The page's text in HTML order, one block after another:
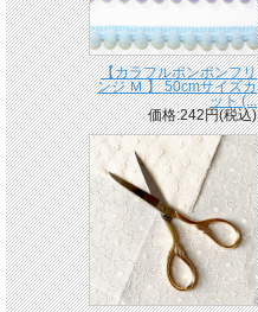
【カラフルポンポンフリ
ンジ Ｍ 】 50cmサイズカ
ット (...
価格:242円(税込)